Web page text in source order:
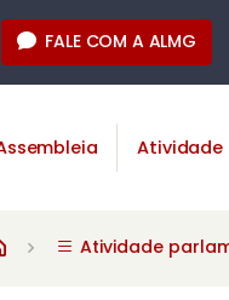
FALE COM A ALMG
Atividade
Atividade